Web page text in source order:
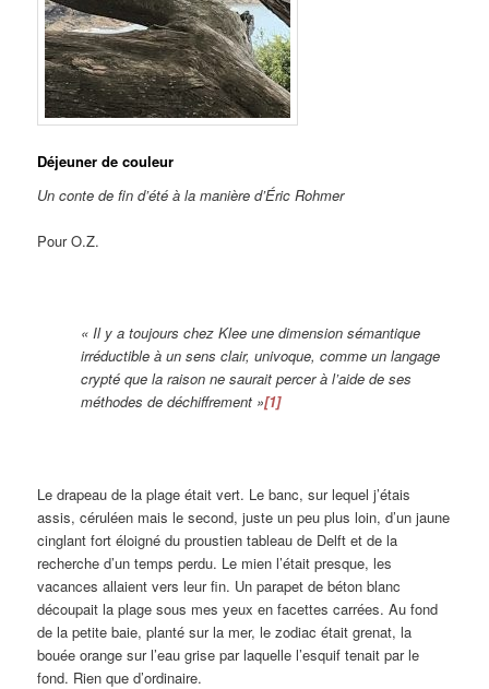
Déjeuner de couleur
Un conte de fin d’été à la manière d’Éric Rohmer
Pour O.Z.
« Il y a toujours chez Klee une dimension sémantique
irréductible à un sens clair, univoque, comme un langage
crypté que la raison ne saurait percer à l’aide de ses
méthodes de déchiffrement »[1]
Le drapeau de la plage était vert. Le banc, sur lequel j’étais
assis, céruléen mais le second, juste un peu plus loin, d’un jaune
cinglant fort éloigné du proustien tableau de Delft et de la
recherche d’un temps perdu. Le mien l’était presque, les
vacances allaient vers leur fin. Un parapet de béton blanc
découpait la plage sous mes yeux en facettes carrées. Au fond
de la petite baie, planté sur la mer, le zodiac était grenat, la
bouée orange sur l’eau grise par laquelle l’esquif tenait par le
fond. Rien que d’ordinaire.